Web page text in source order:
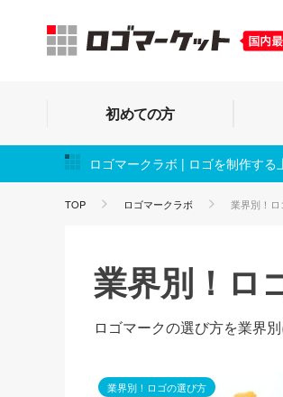
初めての方
ロゴマークラボ | ロゴを制作する
TOP ロゴマークラボ 業界別！
業界別！ロ
ロゴマークの選び方を業界別
業界別！ロゴの選び方